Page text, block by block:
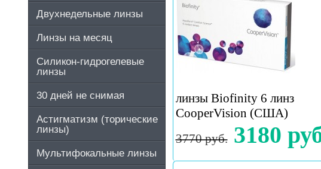
линзы Biofinity 6 линз
CooperVision (США)
3770 руб. 3180
Двухнедельные линзы
Линзы на месяц
Силикон-гидрогелевые
линзы
30 дней не снимая
Астигматизм (торические
линзы)
Мультифокальные линзы